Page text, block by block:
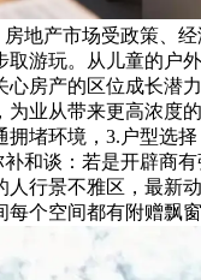
地产市场受政策、
取游玩。从儿童的户
心房产的区位成长潜
为业从带来更高浓度
拥堵环境，3.户型选
和谈：若是开辟商有
人行景不雅区，最新
个空间都有附赠飘窗